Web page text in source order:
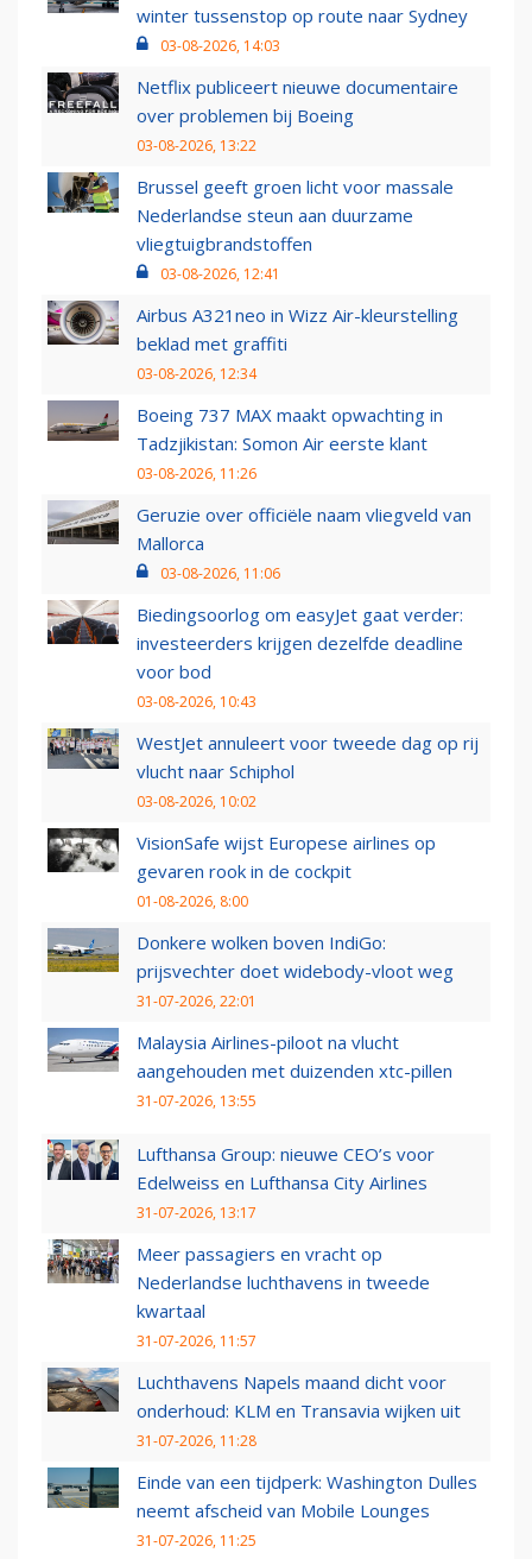
winter tussenstop op route naar Sydney
03-08-2026, 14:03
Netflix publiceert nieuwe documentaire
over problemen bij Boeing
03-08-2026, 13:22
Brussel geeft groen licht voor massale
Nederlandse steun aan duurzame
vliegtuigbrandstoffen
03-08-2026, 12:41
Airbus A321neo in Wizz Air-kleurstelling
beklad met graffiti
03-08-2026, 12:34
Boeing 737 MAX maakt opwachting in
Tadzjikistan: Somon Air eerste klant
03-08-2026, 11:26
Geruzie over officiële naam vliegveld van
Mallorca
03-08-2026, 11:06
Biedingsoorlog om easyJet gaat verder:
investeerders krijgen dezelfde deadline
voor bod
03-08-2026, 10:43
WestJet annuleert voor tweede dag op rij
vlucht naar Schiphol
03-08-2026, 10:02
VisionSafe wijst Europese airlines op
gevaren rook in de cockpit
01-08-2026, 8:00
Donkere wolken boven IndiGo:
prijsvechter doet widebody-vloot weg
31-07-2026, 22:01
Malaysia Airlines-piloot na vlucht
aangehouden met duizenden xtc-pillen
31-07-2026, 13:55
Lufthansa Group: nieuwe CEO’s voor
Edelweiss en Lufthansa City Airlines
31-07-2026, 13:17
Meer passagiers en vracht op
Nederlandse luchthavens in tweede
kwartaal
31-07-2026, 11:57
Luchthavens Napels maand dicht voor
onderhoud: KLM en Transavia wijken uit
31-07-2026, 11:28
Einde van een tijdperk: Washington Dulles
neemt afscheid van Mobile Lounges
31-07-2026, 11:25